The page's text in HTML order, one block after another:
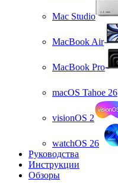
Mac Studio
MacBook Air
MacBook Pro
macOS Tahoe 26
visionOS 2
watchOS 26
Руководства
Инструкции
Обзоры